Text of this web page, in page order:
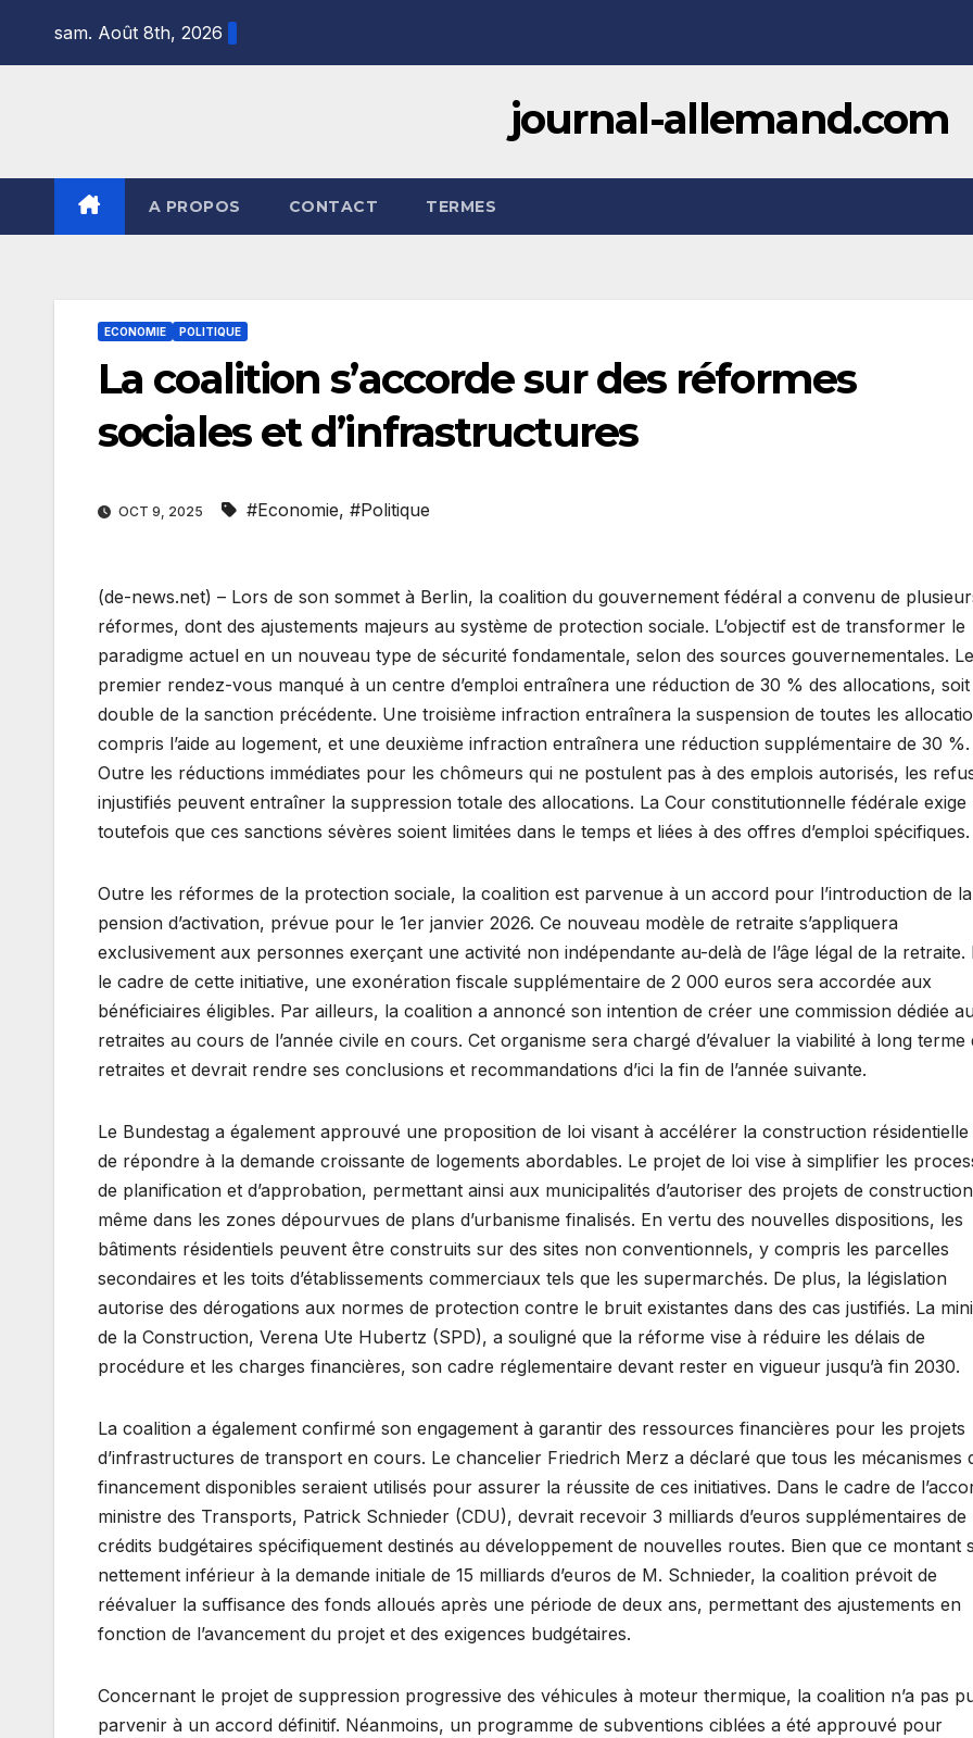
sam. Août 8th, 2026
journal-allemand.com
A PROPOS CONTACT TERMES
ECONOMIE POLITIQUE
La coalition s’accorde sur des réformes
sociales et d’infrastructures
OCT 9, 2025 #Economie, #Politique
(de-news.net) – Lors de son sommet à Berlin, la coalition du gouvernement fédéral a convenu de
réformes, dont des ajustements majeurs au système de protection sociale. L’objectif est de transformer le
paradigme actuel en un nouveau type de sécurité fondamentale, selon des sources gouvernementales. Le
premier rendez-vous manqué à un centre d’emploi entraînera une réduction de 30 % des allocations, soit
double de la sanction précédente. Une troisième infraction entraînera la suspension de toutes les
compris l’aide au logement, et une deuxième infraction entraînera une réduction supplémentaire de 30 %.
Outre les réductions immédiates pour les chômeurs qui ne postulent pas à des emplois autorisés, les
injustifiés peuvent entraîner la suppression totale des allocations. La Cour constitutionnelle fédérale exige
toutefois que ces sanctions sévères soient limitées dans le temps et liées à des offres d’emploi spécifiques.
Outre les réformes de la protection sociale, la coalition est parvenue à un accord pour l’introduction de la
pension d’activation, prévue pour le 1er janvier 2026. Ce nouveau modèle de retraite s’appliquera
exclusivement aux personnes exerçant une activité non indépendante au-delà de l’âge légal de la retraite.
le cadre de cette initiative, une exonération fiscale supplémentaire de 2 000 euros sera accordée aux
bénéficiaires éligibles. Par ailleurs, la coalition a annoncé son intention de créer une commission dédiée
retraites au cours de l’année civile en cours. Cet organisme sera chargé d’évaluer la viabilité à long terme
retraites et devrait rendre ses conclusions et recommandations d’ici la fin de l’année suivante.
Le Bundestag a également approuvé une proposition de loi visant à accélérer la construction
de répondre à la demande croissante de logements abordables. Le projet de loi vise à simplifier les
de planification et d’approbation, permettant ainsi aux municipalités d’autoriser des projets de construction
même dans les zones dépourvues de plans d’urbanisme finalisés. En vertu des nouvelles dispositions, les
bâtiments résidentiels peuvent être construits sur des sites non conventionnels, y compris les parcelles
secondaires et les toits d’établissements commerciaux tels que les supermarchés. De plus, la législation
autorise des dérogations aux normes de protection contre le bruit existantes dans des cas justifiés. La
de la Construction, Verena Ute Hubertz (SPD), a souligné que la réforme vise à réduire les délais de
procédure et les charges financières, son cadre réglementaire devant rester en vigueur jusqu’à fin 2030.
La coalition a également confirmé son engagement à garantir des ressources financières pour les projets
d’infrastructures de transport en cours. Le chancelier Friedrich Merz a déclaré que tous les mécanismes
financement disponibles seraient utilisés pour assurer la réussite de ces initiatives. Dans le cadre de
ministre des Transports, Patrick Schnieder (CDU), devrait recevoir 3 milliards d’euros supplémentaires de
crédits budgétaires spécifiquement destinés au développement de nouvelles routes. Bien que ce montant
nettement inférieur à la demande initiale de 15 milliards d’euros de M. Schnieder, la coalition prévoit de
réévaluer la suffisance des fonds alloués après une période de deux ans, permettant des ajustements en
fonction de l’avancement du projet et des exigences budgétaires.
Concernant le projet de suppression progressive des véhicules à moteur thermique, la coalition n’a pas
parvenir à un accord définitif. Néanmoins, un programme de subventions ciblées a été approuvé pour